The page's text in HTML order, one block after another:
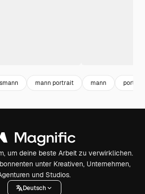
mann portrait mann porträt
um deine beste Arbeit zu verwirklichen.
unter Kreativen, Unternehmen,
und Studios.
Deutsch